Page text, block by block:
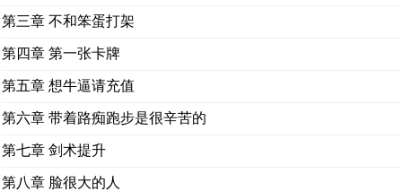
第三章 不和笨蛋打架
第四章 第一张卡牌
第五章 想牛逼请充值
第六章 带着路痴跑步是很辛苦的
第七章 剑术提升
第八章 脸很大的人